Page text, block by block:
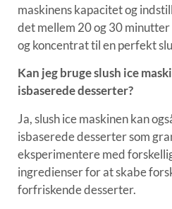
maskinens kapacitet og
det mellem 20 og 30
og koncentrat til en perfekt
Kan jeg bruge slush ice
isbaserede desserter?
Ja, slush ice maskinen kan
isbaserede desserter som
eksperimentere med
ingredienser for at skabe
forfriskende desserter.